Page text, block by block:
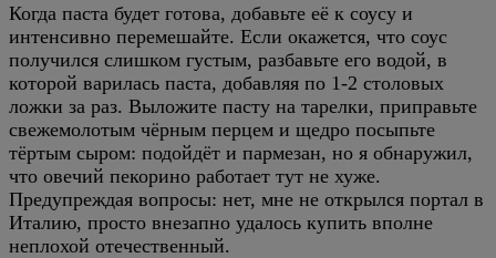
Когда паста будет готова, добавьте её к соусу и
интенсивно перемешайте. Если окажется, что соус
получился слишком густым, разбавьте его водой, в
которой варилась паста, добавляя по 1-2 столовых
ложки за раз. Выложите пасту на тарелки, приправьте
свежемолотым чёрным перцем и щедро посыпьте
тёртым сыром: подойдёт и пармезан, но я обнаружил,
что овечий пекорино работает тут не хуже.
Предупреждая вопросы: нет, мне не открылся портал в
Италию, просто внезапно удалось купить вполне
неплохой отечественный.